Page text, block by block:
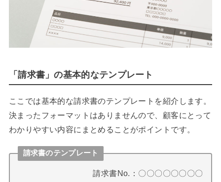
「請求書」の基本的なテンプレート
ここでは基本的な請求書のテンプレートを紹介します。
決まったフォーマットはありませんので、顧客にとって
わかりやすい内容にまとめることがポイントです。
請求書のテンプレート
請求書No.：〇〇〇〇〇〇〇〇